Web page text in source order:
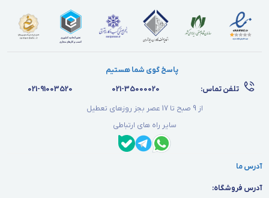
پاسخ گوی شما هستیم
تلفن تماس:
021-35000020
021-91003520
از 9 صبح تا 17 عصر بجز روزهای تعطیل
سایر راه های ارتباطی
آدرس ما
آدرس فروشگاه: